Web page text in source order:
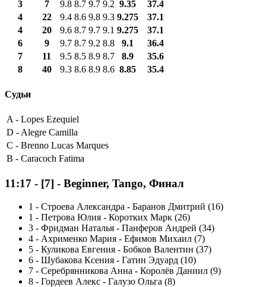
3
7 9.8 8.7 9.7 9.2 9.35
37.4
4
22 9.4 8.6 9.8 9.3 9.275
37.1
4
20 9.6 8.7 9.7 9.1 9.275
37.1
6
9 9.7 8.7 9.2 8.8 9.1
36.4
7
11 9.5 8.5 8.9 8.7 8.9
35.6
8
40 9.3 8.6 8.9 8.6 8.85 35.4
Судьи
A - Lopes Ezequiel
D - Alegre Camilla
C - Brenno Lucas Marques
B - Caracoch Fatima
11:17 - [7] - Beginner, Tango, Финал
1 - Строева Александра - Баранов Дмитрий (16)
1 - Петрова Юлия - Коротких Марк (26)
3 - Фридман Наталья - Панферов Андрей (34)
4 - Ахрименко Мария - Ефимов Михаил (7)
5 - Куликова Евгения - Бобков Валентин (37)
6 - Шубакова Ксения - Гатин Эдуард (10)
7 - Серебрянникова Анна - Королёв Даниил (9)
8 - Гордеев Алекс - Галузо Ольга (8)